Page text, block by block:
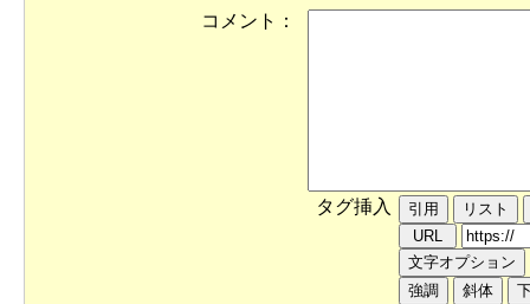
コメント：
タグ挿入